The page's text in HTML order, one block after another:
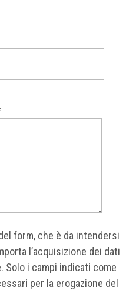
form, che è da intendersi
l’acquisizione dei dati
Solo i campi indicati come
per la erogazione del